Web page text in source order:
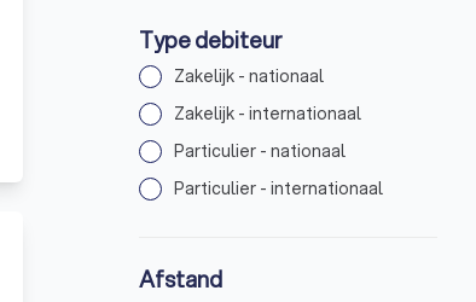
Type debiteur
Zakelijk - nationaal
Zakelijk - internationaal
Particulier - nationaal
Particulier - internationaal
Afstand